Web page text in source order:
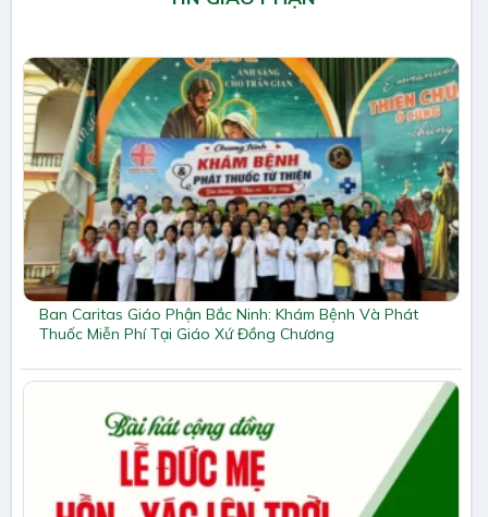
Ban Caritas Giáo Phận Bắc Ninh: Khám Bệnh Và Phát
Thuốc Miễn Phí Tại Giáo Xứ Đồng Chương